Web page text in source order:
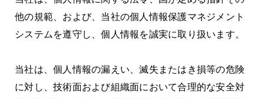
他の規範、および、当社の個人情報保護マネジメント
システムを遵守し、個人情報を誠実に取り扱います。
当社は、個人情報の漏えい、滅失またはき損等の危険
に対し、技術面および組織面において合理的な安全対